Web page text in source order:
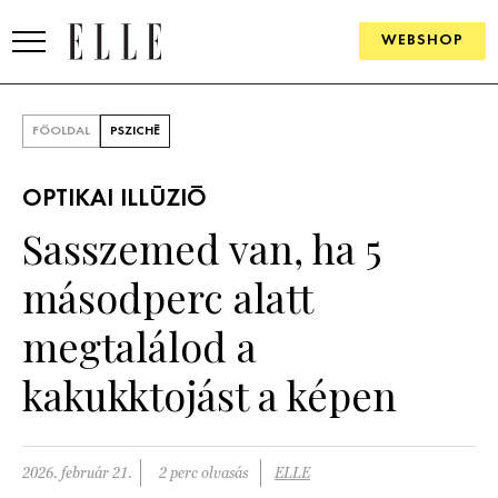
WEBSHOP
SZÉPSÉG
PSZICHÉ
PÁRKAPCSOLAT
FŐOLDAL PSZICHÉ
OPTIKAI ILLÚZIÓ
Sasszemed van, ha 5
másodperc alatt
megtalálod a
kakukktojást a képen
2026. február 21. 2 perc olvasás ELLE